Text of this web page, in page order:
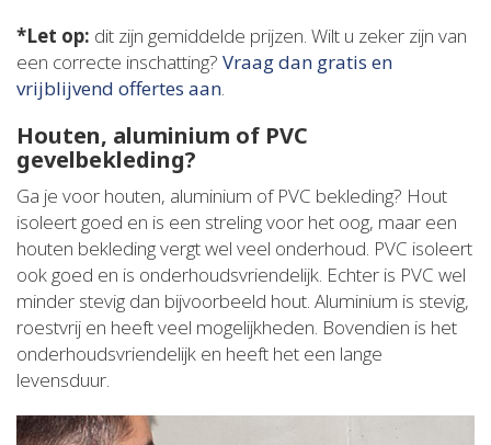
*Let op: dit zijn gemiddelde prijzen. Wilt u zeker zijn van
een correcte inschatting? Vraag dan gratis en
vrijblijvend offertes aan.
Houten, aluminium of PVC
gevelbekleding?
Ga je voor houten, aluminium of PVC bekleding? Hout
isoleert goed en is een streling voor het oog, maar een
houten bekleding vergt wel veel onderhoud. PVC isoleert
ook goed en is onderhoudsvriendelijk. Echter is PVC wel
minder stevig dan bijvoorbeeld hout. Aluminium is stevig,
roestvrij en heeft veel mogelijkheden. Bovendien is het
onderhoudsvriendelijk en heeft het een lange
levensduur.